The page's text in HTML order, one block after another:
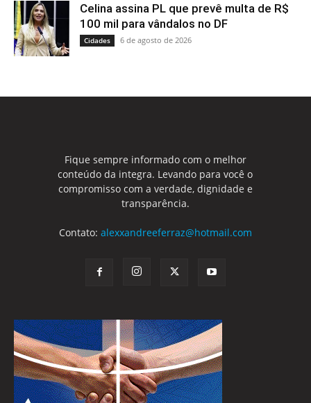
Celina assina PL que prevê multa de R$
100 mil para vândalos no DF
Cidades 6 de agosto de 2026
Fique sempre informado com o melhor
conteúdo da integra. Levando para você o
compromisso com a verdade, dignidade e
transparência.
Contato: alexxandreeferraz@hotmail.com